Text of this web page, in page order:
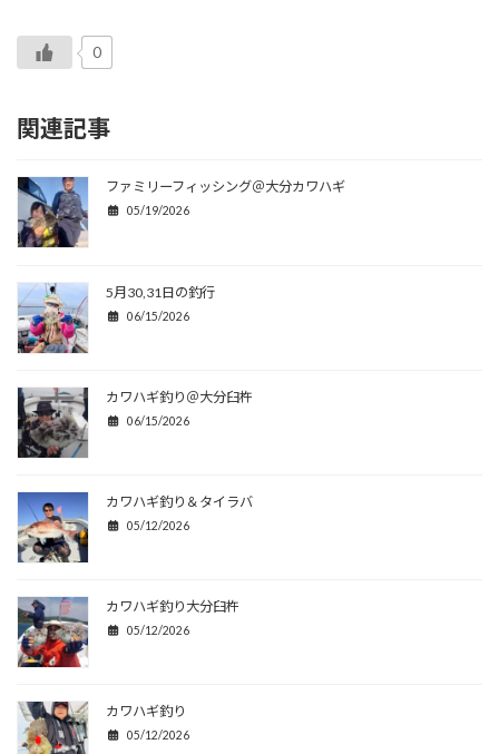
0
関連記事
ファミリーフィッシング＠大分カワハギ
05/19/2026
5月30,31日の釣行
06/15/2026
カワハギ釣り＠大分臼杵
06/15/2026
カワハギ釣り＆タイラバ
05/12/2026
カワハギ釣り大分臼杵
05/12/2026
カワハギ釣り
05/12/2026